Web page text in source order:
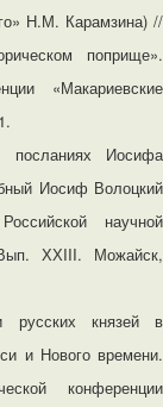
Н.М. Карамзина) //
поприще».
«Макариевские
посланиях Иосифа
Иосиф Волоцкий
научной
ХХIII. Можайск,
русских князей в
и Нового времени.
конференции